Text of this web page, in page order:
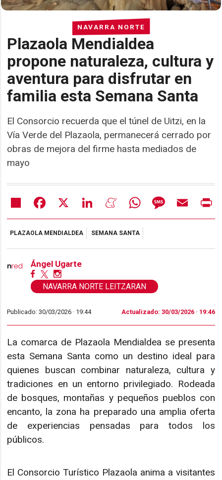
NAVARRA NORTE
Plazaola Mendialdea
propone naturaleza, cultura y
aventura para disfrutar en
familia esta Semana Santa
El Consorcio recuerda que el túnel de Uitzi, en la
Vía Verde del Plazaola, permanecerá cerrado por
obras de mejora del firme hasta mediados de
mayo
Share Facebook LinkedIn MeneameWhatsAppMessageEmail
PLAZAOLA MENDIALDEA SEMANA SANTA
Ángel Ugarte
NAVARRA NORTE LEITZARAN
Publicado: 30/03/2026 · 19:44 Actualizado: 30/03/2026 · 19:46
La comarca de Plazaola Mendialdea se presenta
esta Semana Santa como un destino ideal para
quienes buscan combinar naturaleza, cultura y
tradiciones en un entorno privilegiado. Rodeada
de bosques, montañas y pequeños pueblos con
encanto, la zona ha preparado una amplia oferta
de experiencias pensadas para todos los
públicos.
El Consorcio Turístico Plazaola anima a visitantes